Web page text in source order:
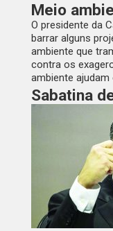
Meio
O presidente da
barrar alguns
ambiente que
contra os
ambiente
Sabatina